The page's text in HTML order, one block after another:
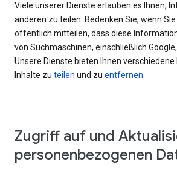
Viele unserer Dienste erlauben es Ihnen,
anderen zu teilen. Bedenken Sie, wenn
öffentlich mitteilen, dass diese
von Suchmaschinen, einschließlich
Unsere Dienste bieten Ihnen
Inhalte zu teilen und zu entfernen.
Zugriff auf und
personenbezogenen